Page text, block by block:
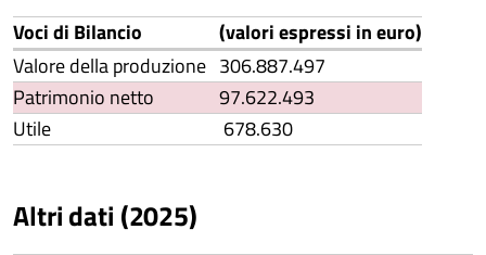
Voci di Bilancio
(valori espressi in euro)
Valore della produzione 306.887.497
Patrimonio netto
97.622.493
Utile
678.630
Altri dati (2025)